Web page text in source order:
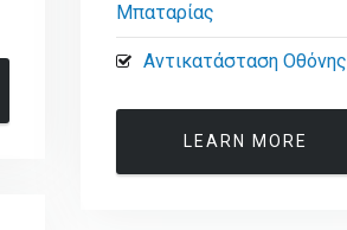
Μπαταρίας
Αντικατάσταση Οθόνης
LEARN MORE